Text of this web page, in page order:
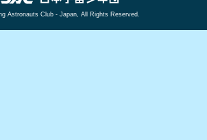
Astronauts Club - Japan, All Rights Reserved.